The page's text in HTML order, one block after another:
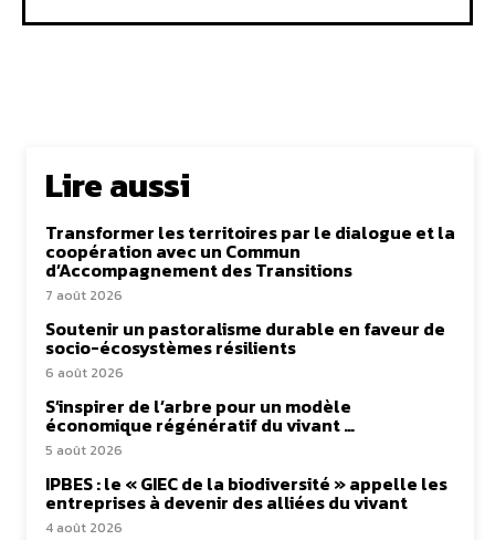
Lire aussi
Transformer les territoires par le dialogue et la
coopération avec un Commun
d’Accompagnement des Transitions
7 août 2026
Soutenir un pastoralisme durable en faveur de
socio-écosystèmes résilients
6 août 2026
S’inspirer de l’arbre pour un modèle
économique régénératif du vivant …
5 août 2026
IPBES : le « GIEC de la biodiversité » appelle les
entreprises à devenir des alliées du vivant
4 août 2026